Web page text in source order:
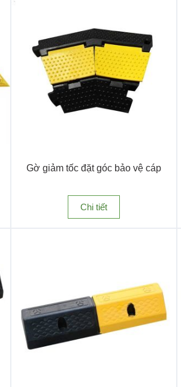
Gờ giảm tốc đặt góc bảo vệ cáp
Chi tiết